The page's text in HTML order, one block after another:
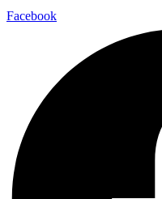
Facebook